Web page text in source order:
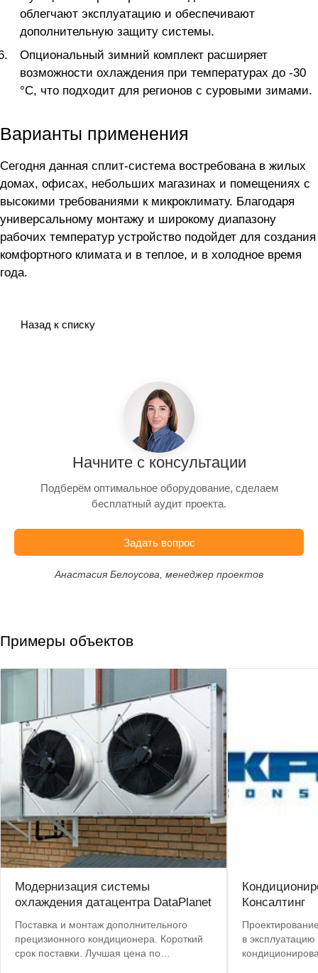
облегчают эксплуатацию и обеспечивают
дополнительную защиту системы.
Опциональный зимний комплект расширяет
возможности охлаждения при температурах до -30
°C, что подходит для регионов с суровыми зимами.
Варианты применения
Сегодня данная сплит-система востребована в жилых
домах, офисах, небольших магазинах и помещениях с
высокими требованиями к микроклимату. Благодаря
универсальному монтажу и широкому диапазону
рабочих температур устройство подойдет для создания
комфортного климата и в теплое, и в холодное время
года.
Назад к списку
Начните с консультации
Подберём оптимальное оборудование, сделаем
бесплатный аудит проекта.
Задать вопрос
Анастасия Белоусова, менеджер проектов
Примеры объектов
Модернизация системы
охлаждения датацентра DataPlanet
Поставка и монтаж дополнительного
прецизионного кондиционера. Короткий
срок поставки. Лучшая цена по
Консалтинг
в